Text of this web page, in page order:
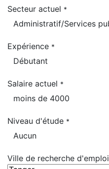
Secteur actuel *
Expérience *
Salaire actuel *
Niveau d'étude *
Ville de recherche d'emploi